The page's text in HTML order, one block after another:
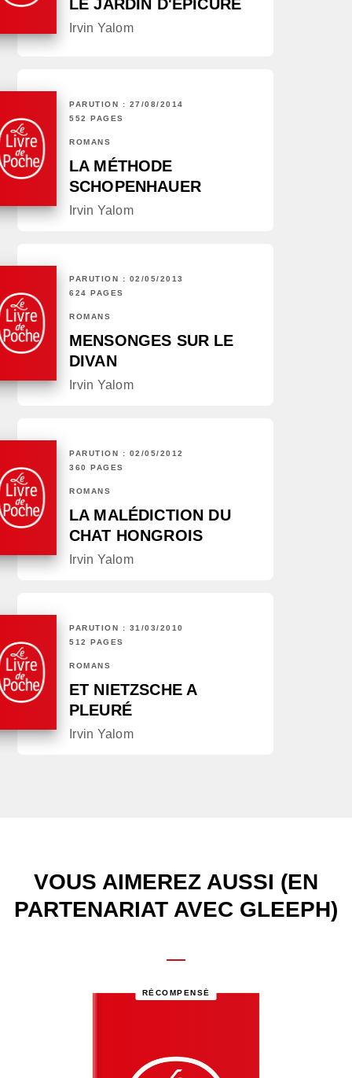
LE JARDIN D'ÉPICURE
Irvin Yalom
PARUTION : 27/08/2014
552 PAGES
ROMANS
LA MÉTHODE
SCHOPENHAUER
Irvin Yalom
PARUTION : 02/05/2013
624 PAGES
ROMANS
MENSONGES SUR LE
DIVAN
Irvin Yalom
PARUTION : 02/05/2012
360 PAGES
ROMANS
LA MALÉDICTION DU
CHAT HONGROIS
Irvin Yalom
PARUTION : 31/03/2010
512 PAGES
ROMANS
ET NIETZSCHE A
PLEURÉ
Irvin Yalom
VOUS AIMEREZ AUSSI (EN
PARTENARIAT AVEC GLEEPH)
RÉCOMPENSÉ